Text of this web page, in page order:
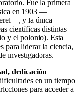
Fue la primera
en 1903 —
y la única
científicas distintas
y el polonio). Esta
para liderar la ciencia,
investigadoras.
dedicación
en un tiempo
para acceder a